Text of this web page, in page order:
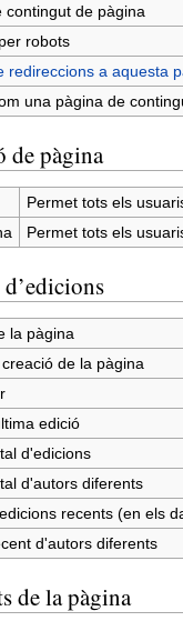
contingut de pàgina
robots
redireccions a aquesta
una pàgina de
de pàgina
Permet tots els
Permet tots els
la pàgina
de la pàgina
edició
d'edicions
d'autors diferents
recents (en els
d'autors diferents
de la pàgina